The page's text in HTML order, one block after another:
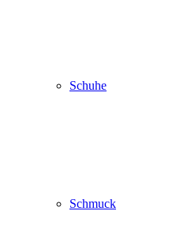
Schuhe
Schmuck